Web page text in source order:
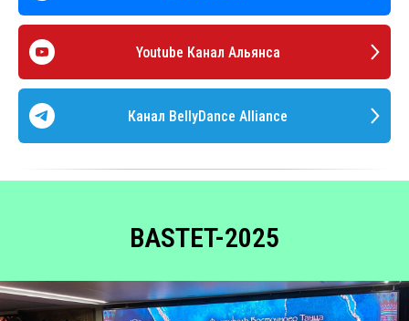
Youtube Канал Aльянса
Канал BellyDance Alliance
BASTET-2025